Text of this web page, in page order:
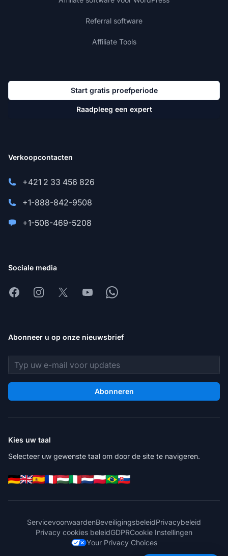
Referral software
Affiliate Tools
Start gratis proefperiode
Raadpleeg een expert
Verkoopcontacten
+421 2 33 456 826
+1-888-842-9508
+1-508-469-5208
Sociale media
FacebookInstagram
X YoutubeWhatsapp
Abonneer u op onze nieuwsbrief
E-mailadres
Abonneren
Kies uw taal
Selecteer uw gewenste taal om door de site te navigeren.
ServicevoorwaardenBeveiligingsbeleidPrivacybeleid
Privacy cookies beleidGDPRCookie Instellingen
Your Privacy Choices